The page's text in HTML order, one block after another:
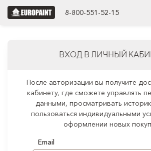
8-800-551-52-15
ВХОД В ЛИЧНЫЙ
После авторизации вы получите
кабинету, где сможете управлять
данными, просматривать
пользоваться индивидуальными
оформлении новых
Email